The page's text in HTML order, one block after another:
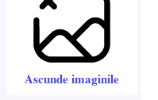
Ascunde imaginile